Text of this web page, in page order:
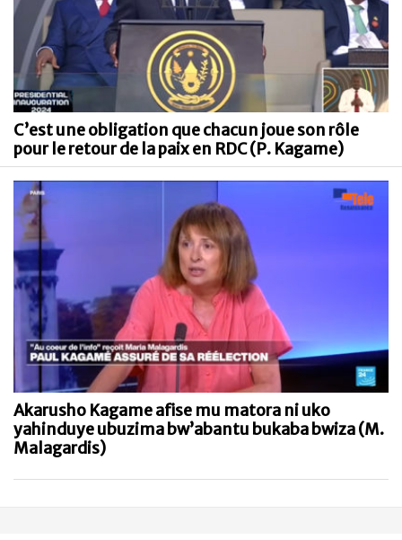
C’est une obligation que chacun joue son rôle
pour le retour de la paix en RDC (P. Kagame)
Akarusho Kagame afise mu matora ni uko
yahinduye ubuzima bw’abantu bukaba bwiza (M.
Malagardis)